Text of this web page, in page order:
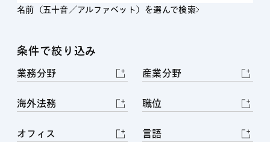
名前（五十音／アルファベット）を選んで検索
条件で絞り込み
業務分野 産業分野
海外法務 職位
オフィス 言語